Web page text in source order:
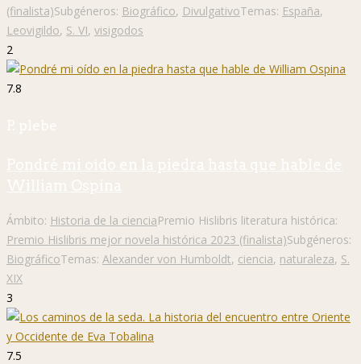
(finalista)Subgéneros: Biográfico, DivulgativoTemas: España,
Leovigildo, S. VI, visigodos
2
7.8
P. plebe
Pondré mi oído en la piedra hasta que hable de
William Ospina
Ámbito: Historia de la cienciaPremio Hislibris literatura histórica:
Premio Hislibris mejor novela histórica 2023 (finalista)Subgéneros:
BiográficoTemas: Alexander von Humboldt, ciencia, naturaleza, S.
XIX
3
7.5